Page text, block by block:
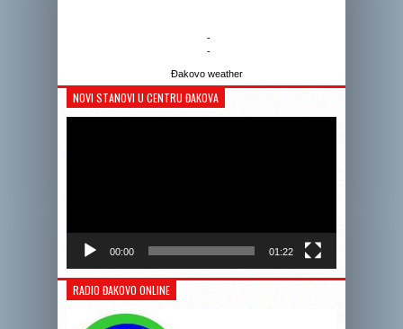
-
-
Đakovo weather
NOVI STANOVI U CENTRU ĐAKOVA
00:00 01:22
RADIO ĐAKOVO ONLINE